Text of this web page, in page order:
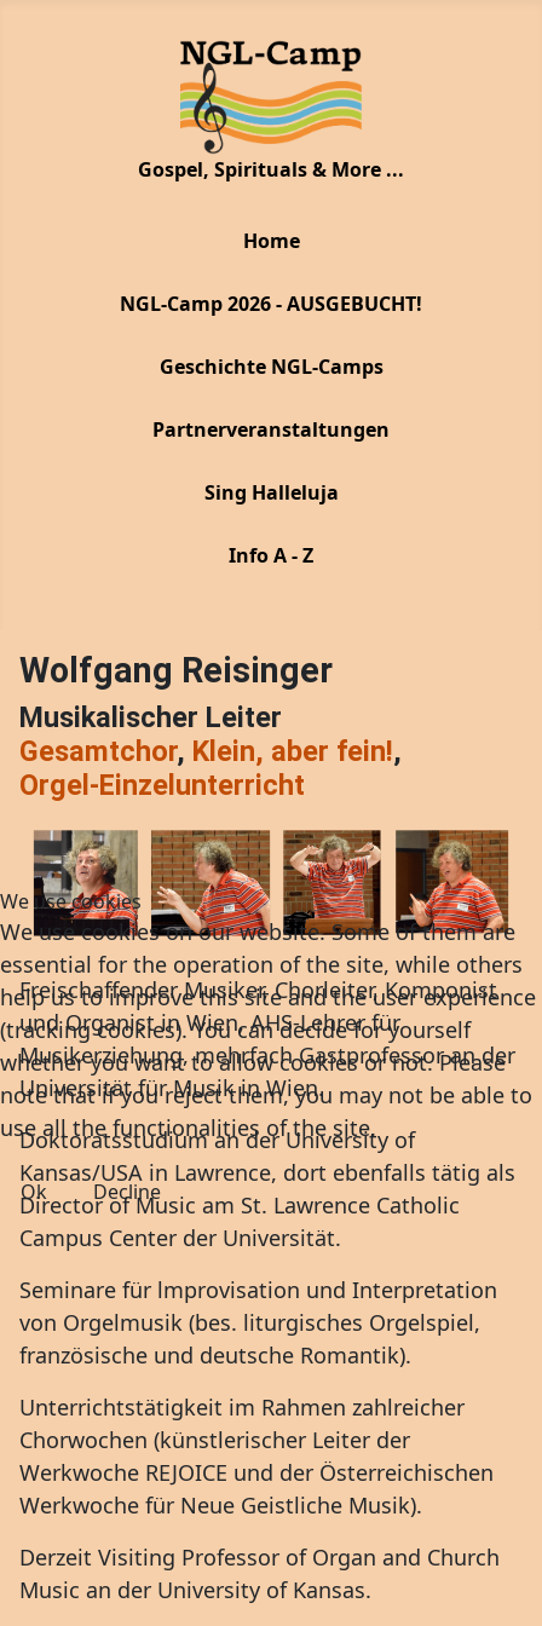
Gospel, Spirituals & More ...
Home
NGL-Camp 2026 - AUSGEBUCHT!
Geschichte NGL-Camps
Partnerveranstaltungen
Sing Halleluja
Info A - Z
Wolfgang Reisinger
Musikalischer Leiter
Gesamtchor, Klein, aber fein!,
Orgel-Einzelunterricht
Freischaffender Musiker, Chorleiter, Komponist
und Organist in Wien, AHS-Lehrer für
Musikerziehung, mehrfach Gastprofessor an der
Universität für Musik in Wien.
Doktoratsstudium an der University of
Kansas/USA in Lawrence, dort ebenfalls tätig als
Director of Music am St. Lawrence Catholic
Campus Center der Universität.
Seminare für lmprovisation und Interpretation
von Orgelmusik (bes. liturgisches Orgelspiel,
französische und deutsche Romantik).
Unterrichtstätigkeit im Rahmen zahlreicher
Chorwochen (künstlerischer Leiter der
Werkwoche REJOICE und der Österreichischen
Werkwoche für Neue Geistliche Musik).
Derzeit Visiting Professor of Organ and Church
Music an der University of Kansas.
We use cookies
We use cookies on our website. Some of them are
essential for the operation of the site, while others
help us to improve this site and the user experience
(tracking cookies). You can decide for yourself
whether you want to allow cookies or not. Please
note that if you reject them, you may not be able to
use all the functionalities of the site.
Ok Decline